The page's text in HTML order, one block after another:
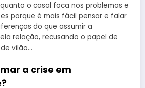
o casal foca nos problemas e
porque é mais fácil pensar e falar
do que assumir a
relação, recusando o papel de
vilão…
a crise em